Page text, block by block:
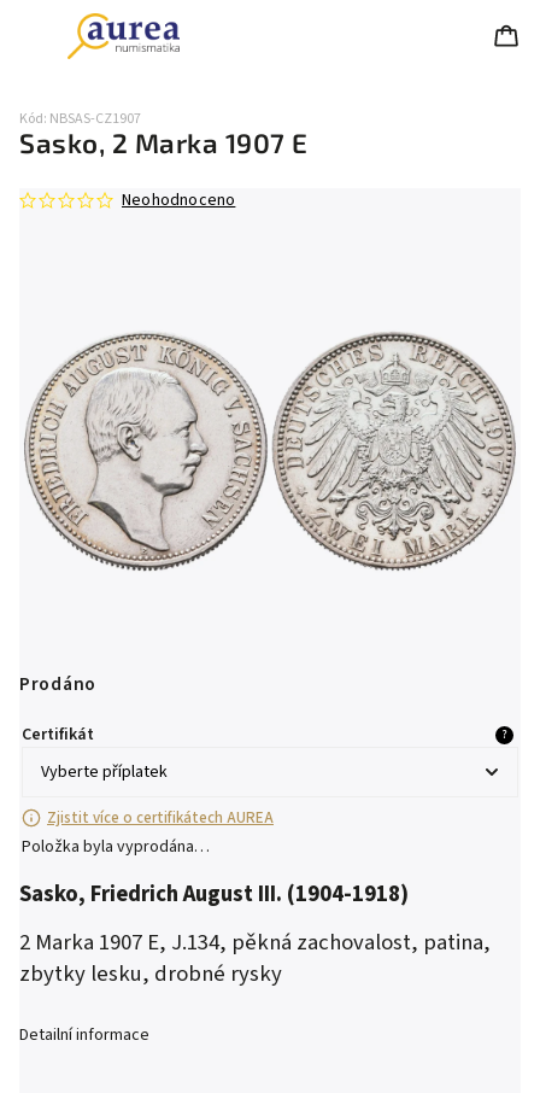
Sasko, 2 Marka 1907 E
Kód: NBSAS-CZ1907
Neohodnoceno
Prodáno
Certifikát ?
Zjistit více o certifikátech AUREA
Položka byla vyprodána…
Sasko, Friedrich August III. (1904-1918)
2 Marka 1907 E, J.134, pěkná zachovalost, patina,
zbytky lesku, drobné rysky
Detailní informace